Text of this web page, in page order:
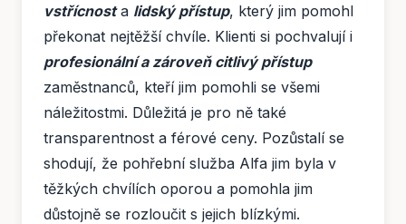
vstřícnosta lidský přístup, který jim pomohl
překonat nejtěžší chvíle. Klienti si pochvalují i
profesionální a zároveň citlivý přístup
zaměstnanců, kteří jim pomohli se všemi
náležitostmi. Důležitá je pro ně také
transparentnost a férové ceny. Pozůstalí se
shodují, že pohřební služba Alfa jim byla v
těžkých chvílích oporou a pomohla jim
důstojně se rozloučit s jejich blízkými.